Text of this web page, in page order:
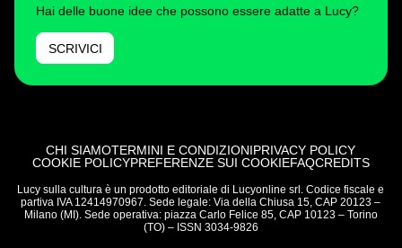
Hai delle buone idee che possono essere adatte a Lucy?
SCRIVICI
CHI SIAMOTERMINI E CONDIZIONIPRIVACY POLICY
COOKIE POLICYPREFERENZE SUI COOKIEFAQCREDITS
Lucy sulla cultura è un prodotto editoriale di Lucyonline srl. Codice fiscale e
partiva IVA 12414970967. Sede legale: Via della Chiusa 15, CAP 20123 –
Milano (MI). Sede operativa: piazza Carlo Felice 85, CAP 10123 – Torino
(TO) – ISSN 3034-9826